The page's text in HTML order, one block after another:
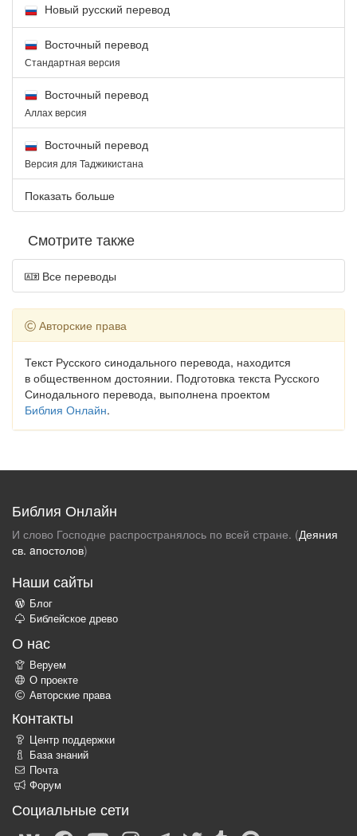
Новый русский перевод
Восточный перевод
Стандартная версия
Восточный перевод
Аллах версия
Восточный перевод
Версия для Таджикистана
Показать больше
Смотрите также
Все переводы
Авторские права
Текст Русского синодального перевода, находится
в общественном достоянии. Подготовка текста Русского
Синодального перевода, выполнена проектом
Библия Онлайн.
Библия Онлайн
И слово Господне распространялось по всей стране. (Деяния
св. aпостолов)
Наши сайты
Блог
Библейское древо
О нас
Веруем
О проекте
Авторские права
Контакты
Центр поддержки
База знаний
Почта
Форум
Социальные сети